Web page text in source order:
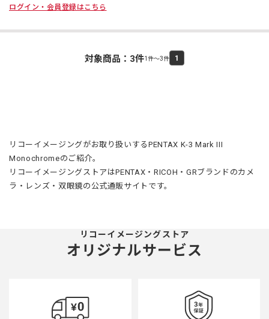
ログイン・会員登録はこちら
対象商品： 3件1件～3件 1
リコーイメージングがお取り扱いするPENTAX K-3 Mark III
Monochromeのご紹介。
リコーイメージングストアはPENTAX・RICOH・GRブランドのカメ
ラ・レンズ・双眼鏡の公式通販サイトです。
リコーイメージングストア
オリジナルサービス